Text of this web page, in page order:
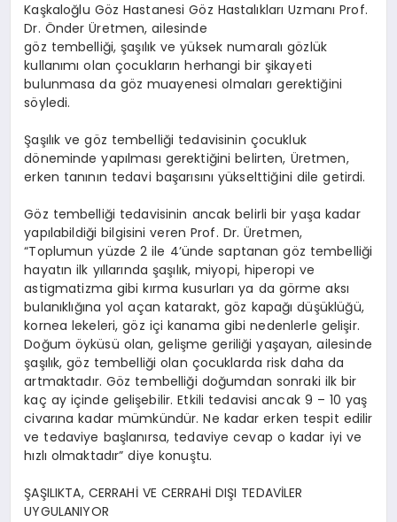
Kaşkaloğlu Göz Hastanesi Göz Hastalıkları Uzmanı Prof.
Dr. Önder Üretmen, ailesinde
göz tembelliği, şaşılık ve yüksek numaralı gözlük
kullanımı olan çocukların herhangi bir şikayeti
bulunmasa da göz muayenesi olmaları gerektiğini
söyledi.
Şaşılık ve göz tembelliği tedavisinin çocukluk
döneminde yapılması gerektiğini belirten, Üretmen,
erken tanının tedavi başarısını yükselttiğini dile getirdi.
Göz tembelliği tedavisinin ancak belirli bir yaşa kadar
yapılabildiği bilgisini veren Prof. Dr. Üretmen,
“Toplumun yüzde 2 ile 4’ünde saptanan göz tembelliği
hayatın ilk yıllarında şaşılık, miyopi, hiperopi ve
astigmatizma gibi kırma kusurları ya da görme aksı
bulanıklığına yol açan katarakt, göz kapağı düşüklüğü,
kornea lekeleri, göz içi kanama gibi nedenlerle gelişir.
Doğum öyküsü olan, gelişme geriliği yaşayan, ailesinde
şaşılık, göz tembelliği olan çocuklarda risk daha da
artmaktadır. Göz tembelliği doğumdan sonraki ilk bir
kaç ay içinde gelişebilir. Etkili tedavisi ancak 9 – 10 yaş
civarına kadar mümkündür. Ne kadar erken tespit edilir
ve tedaviye başlanırsa, tedaviye cevap o kadar iyi ve
hızlı olmaktadır” diye konuştu.
ŞAŞILIKTA, CERRAHİ VE CERRAHİ DIŞI TEDAVİLER
UYGULANIYOR